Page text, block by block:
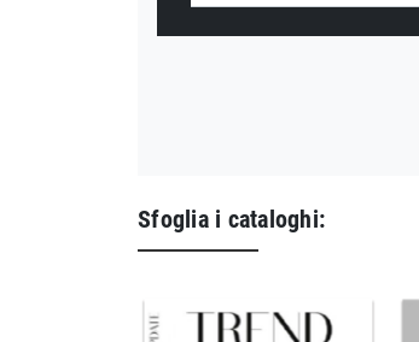
Sfoglia i cataloghi: